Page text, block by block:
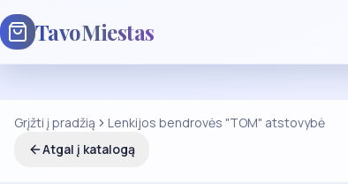
TavoMiestas
Grįžti į pradžią
Lenkijos bendrovės "TOM" atstovybė
Atgal į katalogą